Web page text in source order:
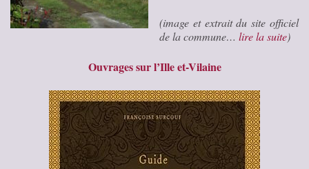
(image et extrait du site officiel
de la commune… lire la suite)
Ouvrages sur l’Ille et-Vilaine